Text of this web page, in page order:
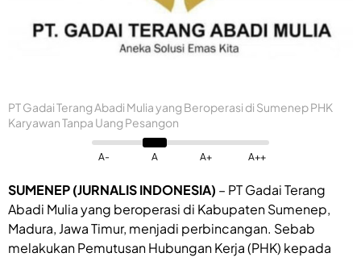
PT Gadai Terang Abadi Mulia yang Beroperasi di Sumenep PHK
Karyawan Tanpa Uang Pesangon
A- A A+ A++
SUMENEP (JURNALIS INDONESIA) – PT Gadai Terang
Abadi Mulia yang beroperasi di Kabupaten Sumenep,
Madura, Jawa Timur, menjadi perbincangan. Sebab
melakukan Pemutusan Hubungan Kerja (PHK) kepada